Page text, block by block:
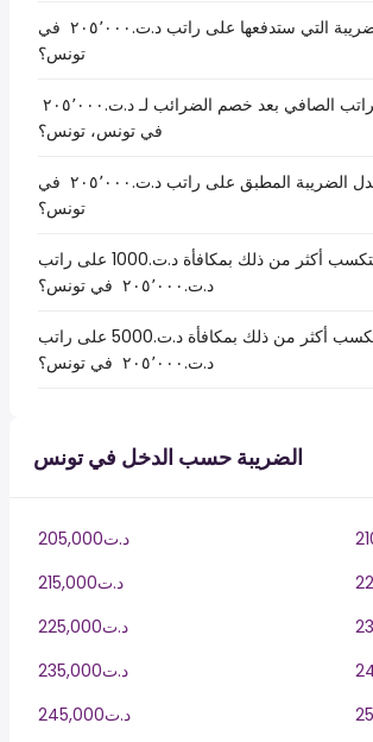
ما مقدار الضريبة التي ستدفعها على راتب د.ت.‏٢٠٥٬٠٠٠ ‏ في
تونس؟
في تونس، تونس؟
ما هو معدل الضريبة المطبق على راتب د.ت.‏٢٠٥٬٠٠٠ ‏ في
تونس؟
كم ستكسب أكثر من ذلك بمكافأة د.ت.1000 على راتب
د.ت.‏٢٠٥٬٠٠٠ ‏ في تونس؟
كم ستكسب أكثر من ذلك بمكافأة د.ت.5000 على راتب
د.ت.‏٢٠٥٬٠٠٠ ‏ في تونس؟
الضريبة حسب الدخل في تونس
205,000د.ت
215,000د.ت
225,000د.ت
235,000د.ت
245,000د.ت